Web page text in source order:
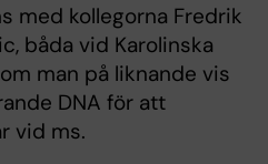
med kollegorna Fredrik
båda vid Karolinska
man på liknande vis
DNA för att
vid ms.